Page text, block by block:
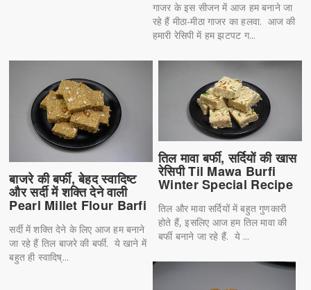
गाजर के इस सीजन में आज हम बनाने जा
रहे हैं मीठा-मीठा गाजर का हलवा. आज की
हमारी रेसिपी में हम झटपट ग...
तिल मावा बर्फी, सर्दियों की खास
रेसिपी Til Mawa Burfi
Winter Special Recipe
तिल और मावा सर्दियों में बहुत गुणकारी
होते हैं, इसलिए आज हम तिल मावा की
बर्फी बनाने जा रहे हैं. ये ...
बाजरे की बर्फी, बेहद स्वादिष्ट
और सर्दी में शक्ति देने वाली
Pearl Millet Flour Barfi
सर्दी में शक्ति देने के लिए आज हम बनाने
जा रहे हैं तिल बाजरे की बर्फी. ये खाने में
बहुत ही स्वादिष्...